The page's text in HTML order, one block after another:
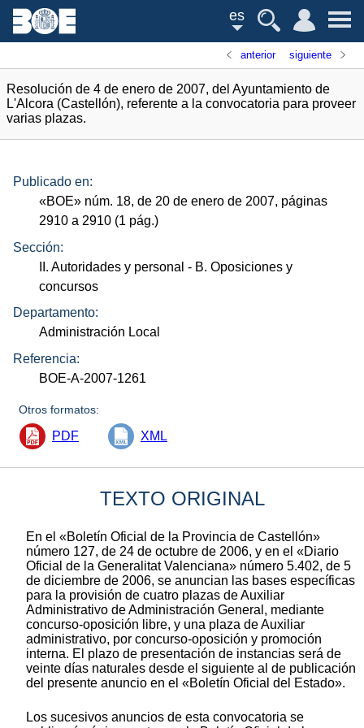
es
anterior siguiente
Resolución de 4 de enero de 2007, del Ayuntamiento de
L'Alcora (Castellón), referente a la convocatoria para proveer
varias plazas.
Publicado en:
«BOE» núm. 18, de 20 de enero de 2007, páginas
2910 a 2910 (1 pág.)
Sección:
II. Autoridades y personal - B. Oposiciones y
concursos
Departamento:
Administración Local
Referencia:
BOE-A-2007-1261
Otros formatos:
PDF XML
TEXTO ORIGINAL
En el «Boletín Oficial de la Provincia de Castellón»
número 127, de 24 de octubre de 2006, y en el «Diario
Oficial de la Generalitat Valenciana» número 5.402, de 5
de diciembre de 2006, se anuncian las bases específicas
para la provisión de cuatro plazas de Auxiliar
Administrativo de Administración General, mediante
concurso-oposición libre, y una plaza de Auxiliar
administrativo, por concurso-oposición y promoción
interna. El plazo de presentación de instancias será de
veinte días naturales desde el siguiente al de publicación
del presente anuncio en el «Boletín Oficial del Estado».
Los sucesivos anuncios de esta convocatoria se